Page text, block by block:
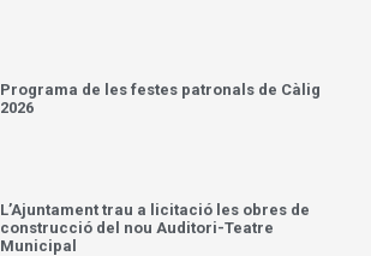
Programa de les festes patronals de Càlig
2026
L’Ajuntament trau a licitació les obres de
construcció del nou Auditori-Teatre
Municipal